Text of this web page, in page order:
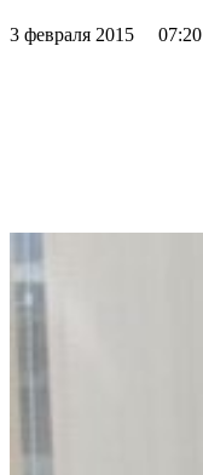
3 февраля 2015 07:20